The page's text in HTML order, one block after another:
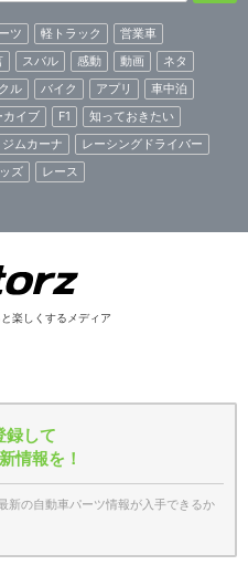
ツ 軽トラック
営業車
スバル 感動 動画
ネタ
ル バイク アプリ
車中泊
カイブ F1
知っておきたい
ジムカーナ
レーシングドライバー
ズ レース
楽しくするメディア
録して
情報を！
新の自動車パーツ情報が入手できるか